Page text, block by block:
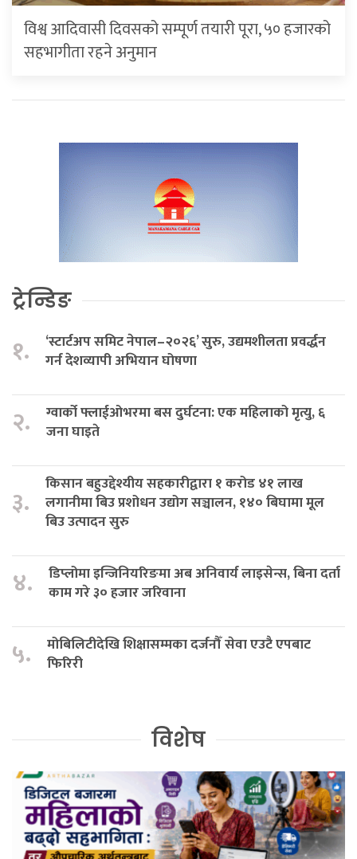
विश्व आदिवासी दिवसको सम्पूर्ण तयारी पूरा, ५० हजारको
सहभागीता रहने अनुमान
ट्रेन्डिङ
१.
‘स्टार्टअप समिट नेपाल–२०२६’ सुरु, उद्यमशीलता प्रवर्द्धन
गर्न देशव्यापी अभियान घोषणा
२.
ग्वार्को फ्लाईओभरमा बस दुर्घटना: एक महिलाको मृत्यु, ६
जना घाइते
३.
किसान बहुउद्देश्यीय सहकारीद्वारा १ करोड ४१ लाख
लगानीमा बिउ प्रशोधन उद्योग सञ्चालन, १४० बिघामा मूल
बिउ उत्पादन सुरु
४.
डिप्लोमा इन्जिनियरिङमा अब अनिवार्य लाइसेन्स, बिना दर्ता
काम गरे ३० हजार जरिवाना
५.
मोबिलिटीदेखि शिक्षासम्मका दर्जनौँ सेवा एउटै एपबाट
फिरिरी
विशेष